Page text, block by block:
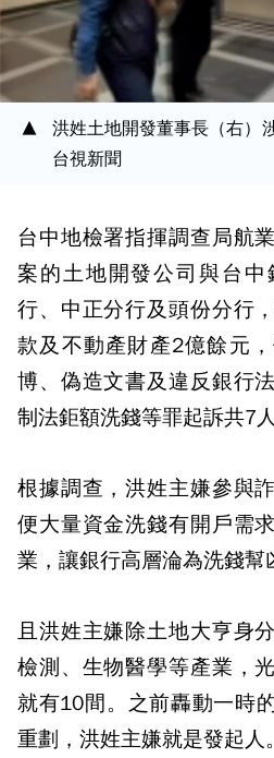
洪姓土地開發董事長（右）
台視新聞
台中地檢署指揮調查局航
案的土地開發公司與台
行、中正分行及頭份分行
款及不動產財產2億餘元
博、偽造文書及違反銀行
制法鉅額洗錢等罪起訴共7人
根據調查，洪姓主嫌參與
便大量資金洗錢有開戶需
業，讓銀行高層淪為洗錢幫
且洪姓主嫌除土地大亨身
檢測、生物醫學等產業，
就有10間。之前轟動一時
重劃，洪姓主嫌就是發起人。